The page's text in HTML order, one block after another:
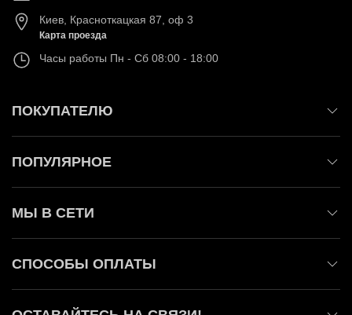
Киев Красноткацкая 87, оф 3
Карта проезда
Часы работы Пн - Сб 08:00 - 18:00
ПОКУПАТЕЛЮ
ПОПУЛЯРНОЕ
МЫ В СЕТИ
СПОСОБЫ ОПЛАТЫ